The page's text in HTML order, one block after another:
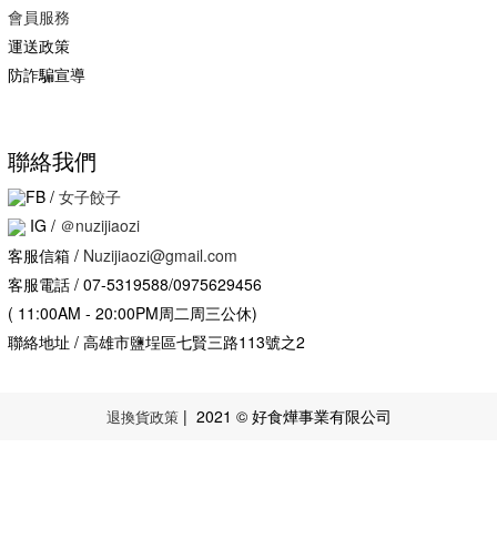
會員服務
運送政策
防詐騙宣導
聯絡我們
FB / 女子餃子
IG / ＠nuzijiaozi
客服信箱 / Nuzijiaozi@gmail.com
客服電話 / 07-5319588/0975629456
( 11:00AM - 20:00PM周二周三公休)
聯絡地址 / 高雄市鹽埕區七賢三路113號之2
退換貨政策| 2021 © 好食燁事業有限公司